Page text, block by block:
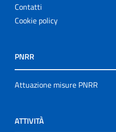
Contatti
Cookie policy
PNRR
Attuazione misure PNRR
ATTIVITÀ